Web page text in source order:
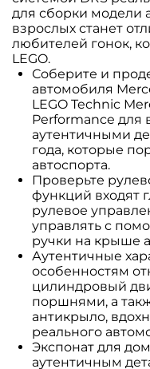
для сборки модели
взрослых станет
любителей гонок,
LEGO.
Соберите и
автомобиля
LEGO Technic
Performance для
аутентичными
года, которые
автоспорта.
Проверьте
функций входят
рулевое
управлять с
ручки на крыше
Аутентичные
особенностям
цилиндровый
поршнями, а
антикрыло,
реального
Экспонат для
аутентичным